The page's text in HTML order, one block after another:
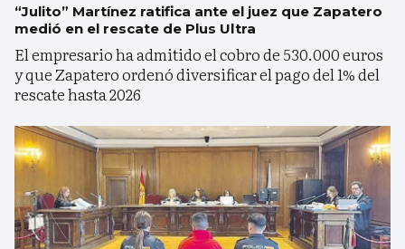
“Julito” Martínez ratifica ante el juez que Zapatero
medió en el rescate de Plus Ultra
El empresario ha admitido el cobro de 530.000 euros
y que Zapatero ordenó diversificar el pago del 1% del
rescate hasta 2026